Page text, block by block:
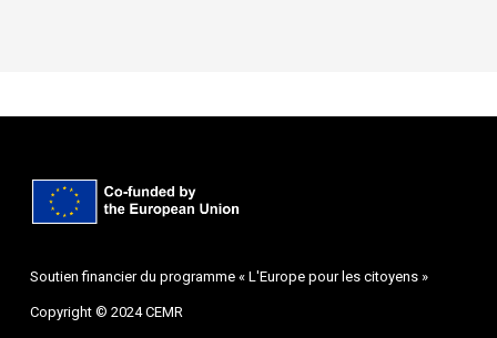
Soutien financier du programme « L'Europe pour les citoyens »
Copyright © 2024 CEMR